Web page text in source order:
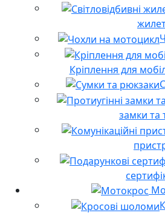
Кріплення для
замки та